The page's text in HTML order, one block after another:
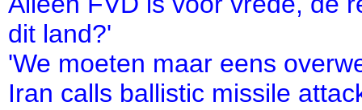
dit land?'
'We moeten maar eens
Iran calls ballistic missile